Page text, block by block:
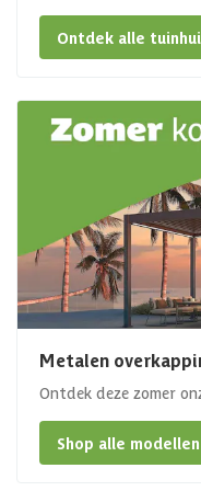
Ontdek alle
Metalen
Ontdek deze zomer
Shop alle modellen